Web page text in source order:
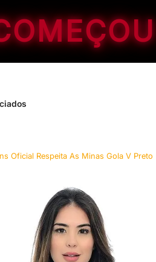
Oficial Respeita As Minas Gola V Preto
4º
5º
6
masculino